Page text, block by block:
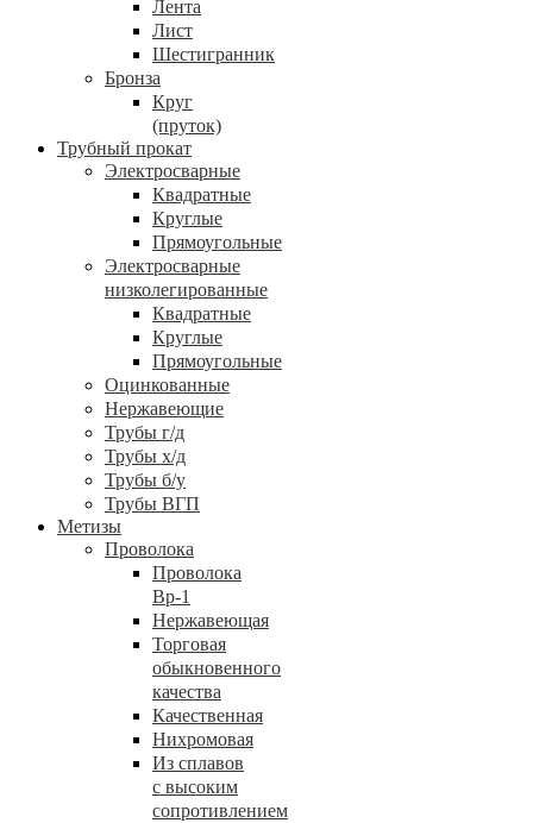
Лента
Лист
Шестигранник
Бронза
Круг
(пруток)
Трубный прокат
Электросварные
Квадратные
Круглые
Прямоугольные
Электросварные
низколегированные
Квадратные
Круглые
Прямоугольные
Оцинкованные
Нержавеющие
Трубы г/д
Трубы х/д
Трубы б/у
Трубы ВГП
Метизы
Проволока
Проволока
Вр-1
Нержавеющая
Торговая
обыкновенного
качества
Качественная
Нихромовая
Из сплавов
с высоким
сопротивлением